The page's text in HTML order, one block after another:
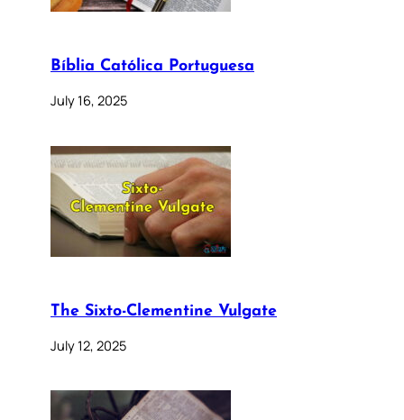
Bíblia Católica Portuguesa
July 16, 2025
The Sixto-Clementine Vulgate
July 12, 2025